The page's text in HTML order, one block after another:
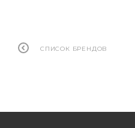
СПИСОК БРЕНДОВ